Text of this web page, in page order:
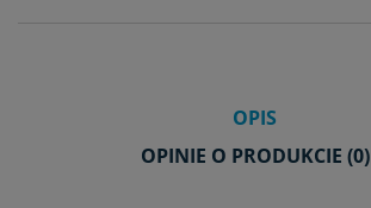
OPIS
OPINIE O PRODUKCIE (0)